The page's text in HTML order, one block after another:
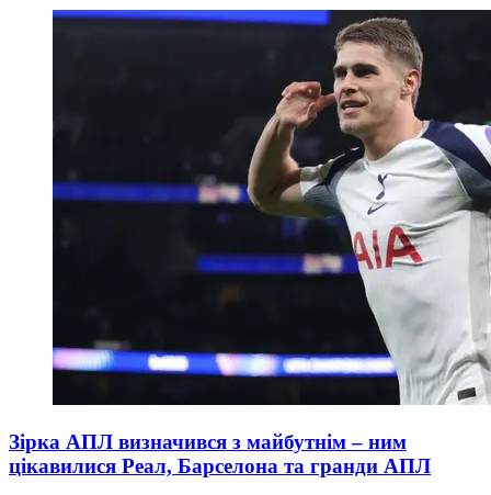
Зірка АПЛ визначився з майбутнім – ним
цікавилися Реал, Барселона та гранди АПЛ